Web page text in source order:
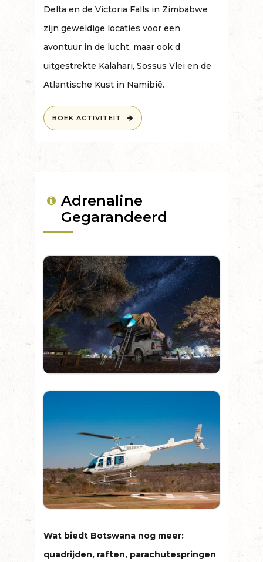
Delta en de Victoria Falls in Zimbabwe
zijn geweldige locaties voor een
avontuur in de lucht, maar ook d
uitgestrekte Kalahari, Sossus Vlei en de
Atlantische Kust in Namibië.
BOEK ACTIVITEIT
Adrenaline
Gegarandeerd
Wat biedt Botswana nog meer:
quadrijden, raften, parachutespringen